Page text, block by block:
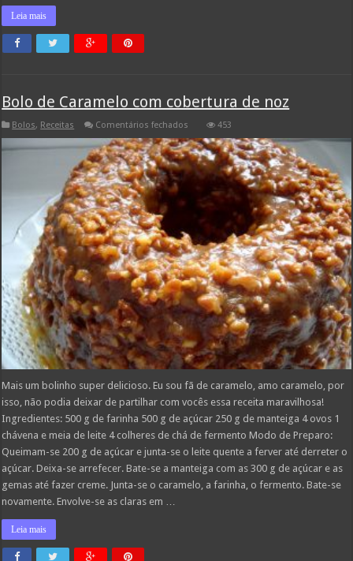
Leia mais
Bolo de Caramelo com cobertura de noz
Bolos, Receitas Comentários fechados
de
Caramelo
com
cobertura
453
Mais um bolinho super delicioso. Eu sou fã de caramelo, amo caramelo, por
isso, não podia deixar de partilhar com vocês essa receita maravilhosa!
Ingredientes: 500 g de farinha 500 g de açúcar 250 g de manteiga 4 ovos 1
chávena e meia de leite 4 colheres de chá de fermento Modo de Preparo:
Queimam-se 200 g de açúcar e junta-se o leite quente a ferver até derreter o
açúcar. Deixa-se arrefecer. Bate-se a manteiga com as 300 g de açúcar e as
gemas até fazer creme. Junta-se o caramelo, a farinha, o fermento. Bate-se
novamente. Envolve-se as claras em …
Leia mais